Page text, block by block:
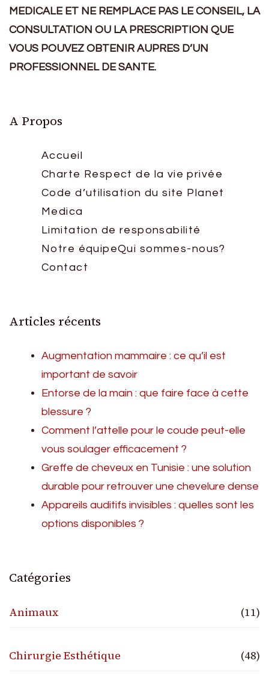
MEDICALE ET NE REMPLACE PAS LE CONSEIL, LA
CONSULTATION OU LA PRESCRIPTION QUE
VOUS POUVEZ OBTENIR AUPRES D’UN
PROFESSIONNEL DE SANTE.
A Propos
Accueil
Charte Respect de la vie privée
Code d’utilisation du site Planet
Medica
Limitation de responsabilité
Notre équipeQui sommes-nous?
Contact
Articles récents
Augmentation mammaire : ce qu’il est
important de savoir
Entorse de la main : que faire face à cette
blessure ?
Comment l’attelle pour le coude peut-elle
vous soulager efficacement ?
Greffe de cheveux en Tunisie : une solution
durable pour retrouver une chevelure dense
Appareils auditifs invisibles : quelles sont les
options disponibles ?
Catégories
Animaux (11)
Chirurgie Esthétique (48)